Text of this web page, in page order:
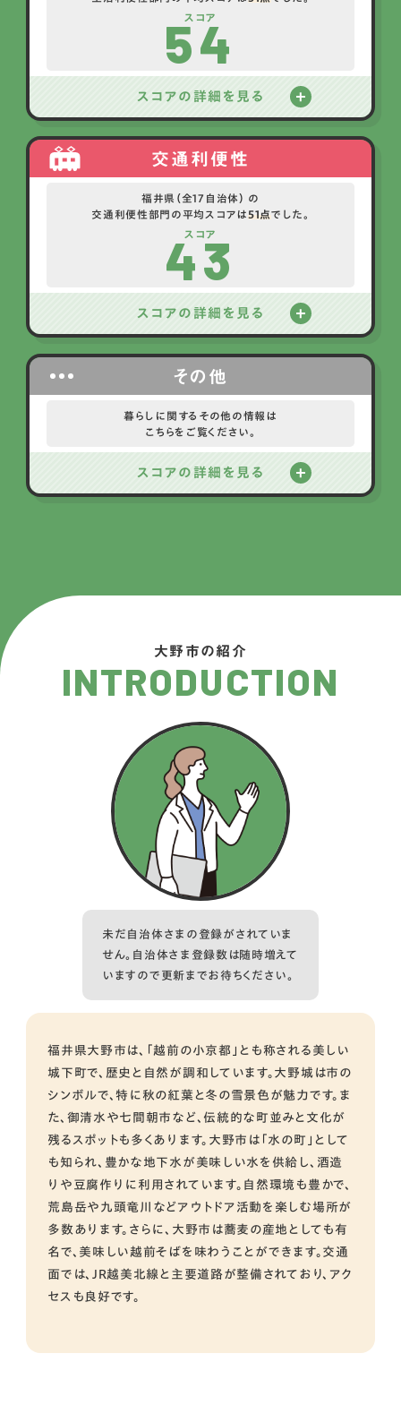
スコア
54
スコアの詳細を見る
交通利便性
福井県（全17自治体） の
交通利便性部門の平均スコアは 51点でした。
スコア
43
スコアの詳細を見る
その他
暮らしに関するその他の情報は
こちらをご覧ください。
スコアの詳細を見る
大野市の紹介
INTRODUCTION
未だ自治体さまの登録がされていま
せん。自治体さま登録数は随時増えて
いますので更新までお待ちください。
福井県大野市は、「越前の小京都」とも称される美しい
城下町で、歴史と自然が調和しています。大野城は市の
シンボルで、特に秋の紅葉と冬の雪景色が魅力です。ま
た、御清水や七間朝市など、伝統的な町並みと文化が
残るスポットも多くあります。大野市は「水の町」として
も知られ、豊かな地下水が美味しい水を供給し、酒造
りや豆腐作りに利用されています。自然環境も豊かで、
荒島岳や九頭竜川などアウトドア活動を楽しむ場所が
多数あります。さらに、大野市は蕎麦の産地としても有
名で、美味しい越前そばを味わうことができます。交通
面では、JR越美北線と主要道路が整備されており、アク
セスも良好です。